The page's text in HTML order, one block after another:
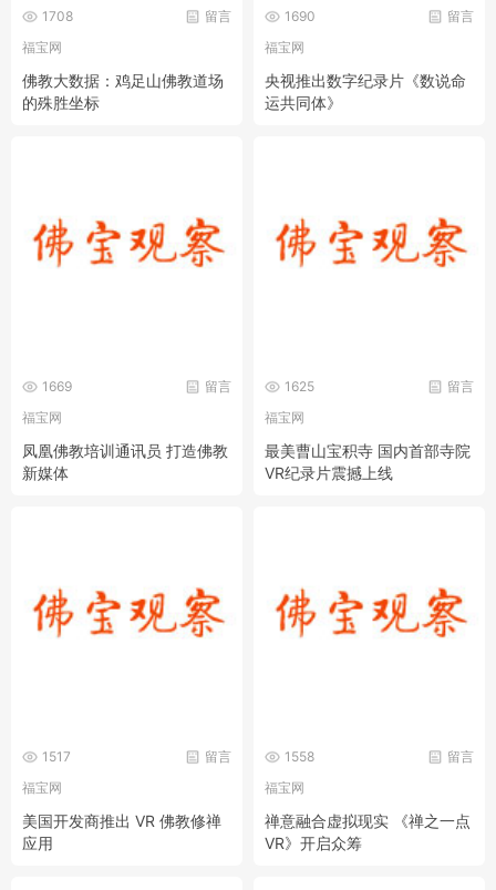
留言
1708
福宝网
佛教大数据：鸡足山佛教道场
的殊胜坐标
留言
1690
福宝网
央视推出数字纪录片《数说命
运共同体》
留言
1669
福宝网
凤凰佛教培训通讯员 打造佛教
新媒体
留言
1625
福宝网
最美曹山宝积寺 国内首部寺院
VR纪录片震撼上线
留言
1517
福宝网
美国开发商推出 VR 佛教修禅
应用
留言
1558
福宝网
禅意融合虚拟现实 《禅之一点
VR》开启众筹